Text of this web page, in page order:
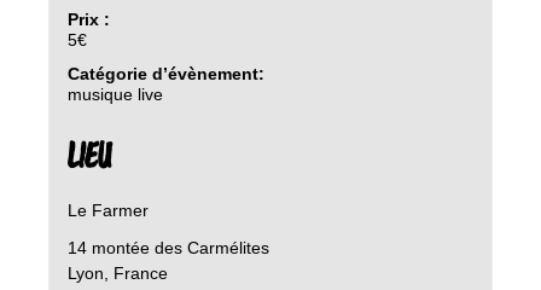
Prix :
5€
Catégorie d’évènement:
musique live
LIEU
Le Farmer
14 montée des Carmélites
Lyon
France